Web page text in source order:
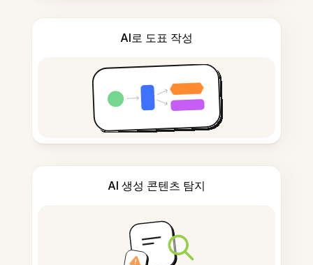
AI로 도표 작성
AI 생성 콘텐츠 탐지